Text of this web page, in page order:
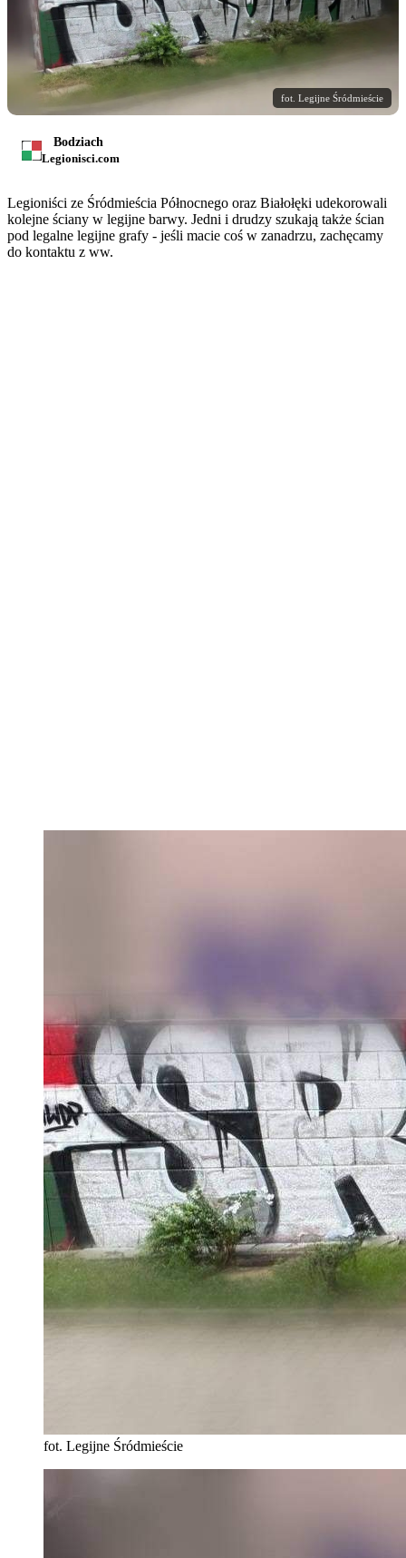
fot. Legijne Śródmieście
Bodziach
Legionisci.com
Legioniści ze Śródmieścia Północnego oraz Białołęki udekorowali
kolejne ściany w legijne barwy. Jedni i drudzy szukają także ścian
pod legalne legijne grafy - jeśli macie coś w zanadrzu, zachęcamy
do kontaktu z ww.
fot. Legijne Śródmieście